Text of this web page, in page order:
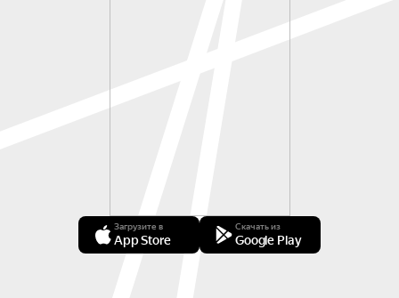
Загрузите в
App Store
Скачать из
Google Play